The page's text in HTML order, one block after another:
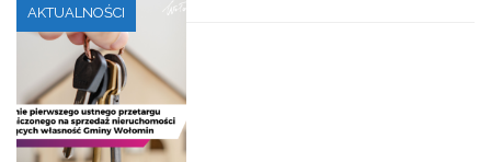
AKTUALNOŚCI